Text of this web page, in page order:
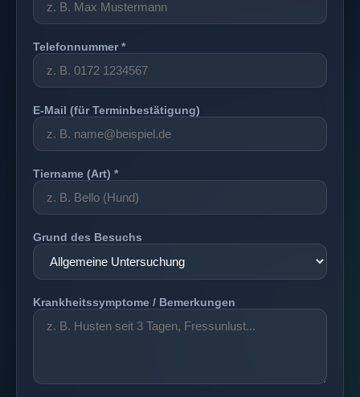
Telefonnummer *
E-Mail (für Terminbestätigung)
Tiername (Art) *
Grund des Besuchs
Krankheitssymptome / Bemerkungen